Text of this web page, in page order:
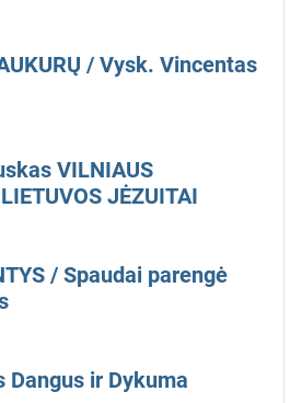
/ Vysk. Vincentas
VILNIAUS
JĖZUITAI
/ Spaudai parengė
Dangus ir Dykuma